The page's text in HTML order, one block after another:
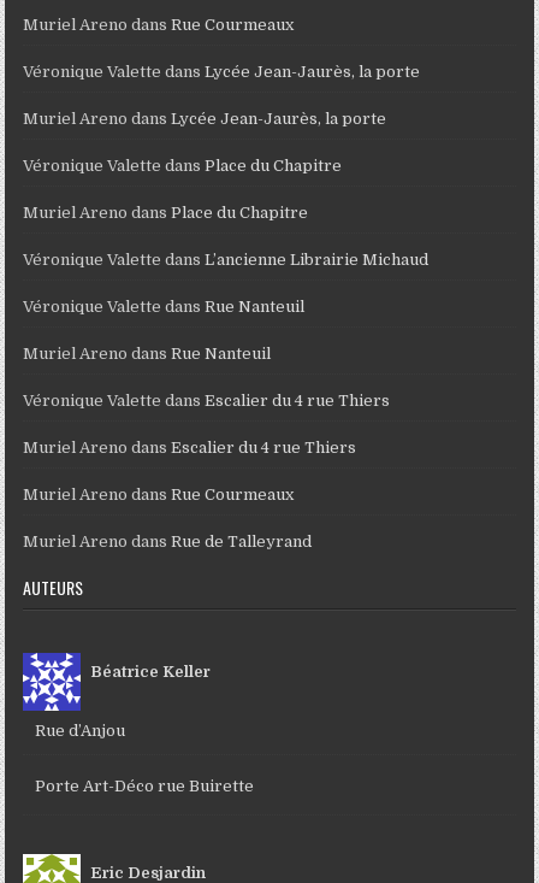
Muriel Areno dansRue Courmeaux
Véronique Valette dansLycée Jean-Jaurès, la porte
Muriel Areno dansLycée Jean-Jaurès, la porte
Véronique Valette dansPlace du Chapitre
Muriel Areno dansPlace du Chapitre
Véronique Valette dansL’ancienne Librairie Michaud
Véronique Valette dansRue Nanteuil
Muriel Areno dansRue Nanteuil
Véronique Valette dansEscalier du 4 rue Thiers
Muriel Areno dansEscalier du 4 rue Thiers
Muriel Areno dansRue Courmeaux
Muriel Areno dansRue de Talleyrand
AUTEURS
Béatrice Keller
Rue d’Anjou
Porte Art-Déco rue Buirette
Eric Desjardin